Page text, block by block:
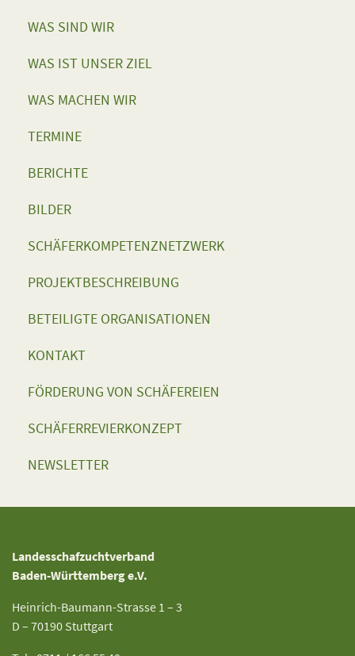
WAS SIND WIR
WAS IST UNSER ZIEL
WAS MACHEN WIR
TERMINE
BERICHTE
BILDER
SCHÄFERKOMPETENZNETZWERK
PROJEKTBESCHREIBUNG
BETEILIGTE ORGANISATIONEN
KONTAKT
FÖRDERUNG VON SCHÄFEREIEN
SCHÄFERREVIERKONZEPT
NEWSLETTER
Landesschafzuchtverband
Baden-Württemberg e.V.
Heinrich-Baumann-Strasse 1 – 3
D – 70190 Stuttgart